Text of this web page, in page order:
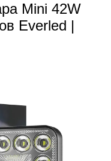
Mini 42W
Everled |